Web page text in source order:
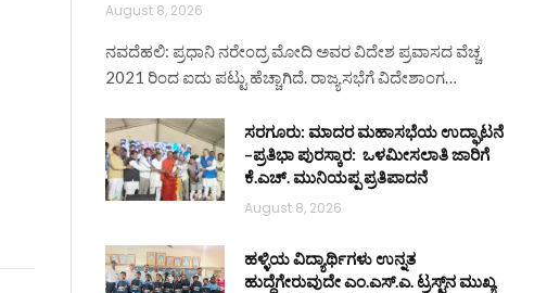
August 8, 2026
ನವದೆಹಲಿ: ಪ್ರಧಾನಿ ನರೇಂದ್ರ ಮೋದಿ ಅವರ ವಿದೇಶ ಪ್ರವಾಸದ ವೆಚ್ಚ
2021 ರಿಂದ ಐದು ಪಟ್ಟು ಹೆಚ್ಚಾಗಿದೆ. ರಾಜ್ಯಸಭೆಗೆ ವಿದೇಶಾಂಗ…
ಸರಗೂರು: ಮಾದರ ಮಹಾಸಭೆಯ ಉದ್ಘಾಟನೆ
–ಪ್ರತಿಭಾ ಪುರಸ್ಕಾರ: ಒಳಮೀಸಲಾತಿ ಜಾರಿಗೆ
ಕೆ.ಎಚ್. ಮುನಿಯಪ್ಪ ಪ್ರತಿಪಾದನೆ
August 8, 2026
ಹಳ್ಳಿಯ ವಿದ್ಯಾರ್ಥಿಗಳು ಉನ್ನತ
ಹುದ್ದೆಗೇರುವುದೇ ಎಂ.ಎಸ್.ಎ. ಟ್ರಸ್ಟ್‌ನ ಮುಖ್ಯ